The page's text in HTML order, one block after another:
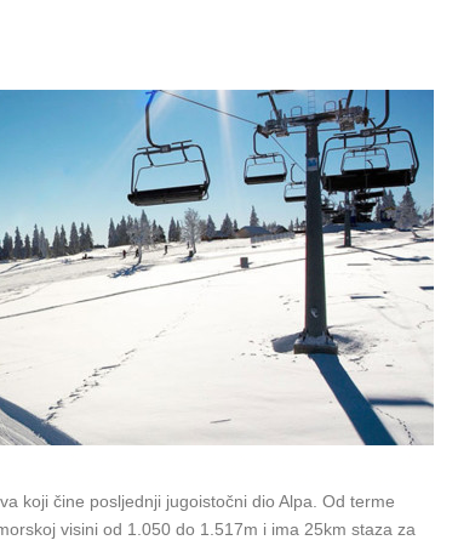
koji čine posljednji jugoistočni dio Alpa. Od terme
visini od 1.050 do 1.517m i ima 25km staza za